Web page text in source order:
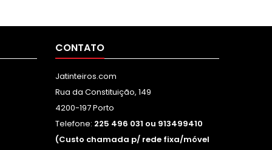
CONTATO
Jatinteiros.com
Rua da Constituição, 149
4200-197 Porto
Telefone: 225 496 031 ou 913499410
(Custo chamada p/ rede fixa/móvel